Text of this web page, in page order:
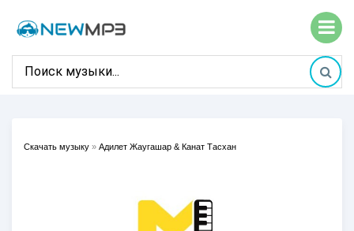
Скачать музыку » Адилет Жаугашар & Канат Тасхан